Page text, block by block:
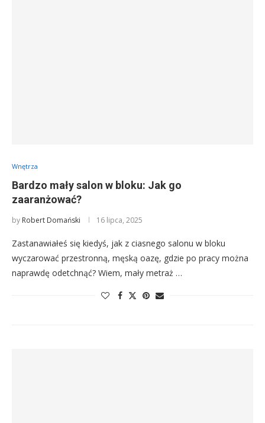
Wnętrza
Bardzo mały salon w bloku: Jak go
zaaranżować?
by Robert Domański 16 lipca, 2025
Zastanawiałeś się kiedyś, jak z ciasnego salonu w bloku
wyczarować przestronną, męską oazę, gdzie po pracy można
naprawdę odetchnąć? Wiem, mały metraż …